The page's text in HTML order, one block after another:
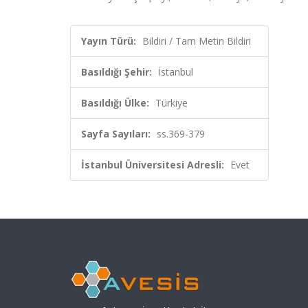
Yayın Türü: Bildiri / Tam Metin Bildiri
Basıldığı Şehir: İstanbul
Basıldığı Ülke: Türkiye
Sayfa Sayıları: ss.369-379
İstanbul Üniversitesi Adresli: Evet